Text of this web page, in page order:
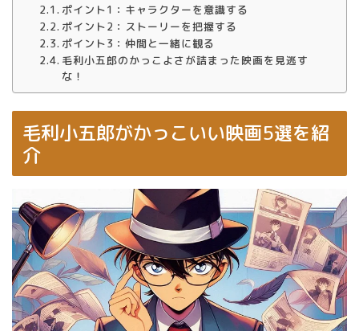
ポイント1：キャラクターを意識する
ポイント2：ストーリーを把握する
ポイント3：仲間と一緒に観る
毛利小五郎のかっこよさが詰まった映画を見逃す
な！
毛利小五郎がかっこいい映画5選を紹
介